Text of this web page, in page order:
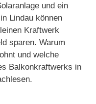
und ein
Lindau können
Kraftwerk
sparen. Warum
und welche
Balkonkraftwerks in